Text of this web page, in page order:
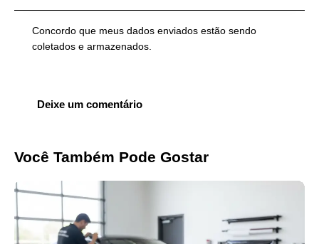
Concordo que meus dados enviados estão sendo
coletados e armazenados.
Você Também Pode Gostar